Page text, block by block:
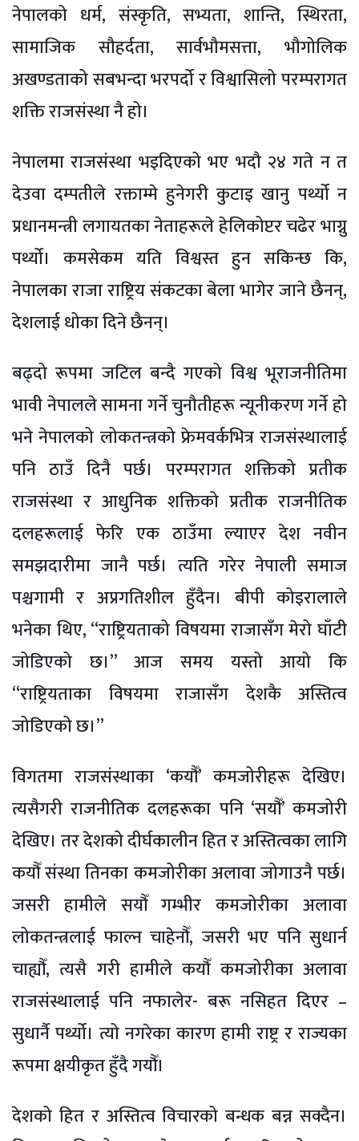
नेपालको धर्म, संस्कृति, सभ्यता, शान्ति, स्थिरता,
सामाजिक सौहर्दता, सार्वभौमसत्ता, भौगोलिक
अखण्डताको सबभन्दा भरपर्दो र विश्वासिलो परम्परागत
शक्ति राजसंस्था नै हो।
नेपालमा राजसंस्था भइदिएको भए भदौ २४ गते न त
देउवा दम्पतीले रक्ताम्मे हुनेगरकुटाइ खानु पर्थ्यो न
प्रधानमन्त्री लगायतका नेताहरूले हेलिकोप्टर चढेर भाग्नु
पर्थ्यो। कमसेकम यति विश्वस्त हुन सकिन्छ कि,
नेपालका राजा राष्ट्रिय संकटका बेला भागेर जाने छैनन्,
देशलाई धोका दिने छैनन्।
बढ्दो रूपमा जटिल बन्दै गएको विश्व भूराजनीतिमा
भावी नेपालले सामना गर्ने चुनौतीहरू न्यूनीकरण गर्ने हो
भने नेपालको लोकतन्त्रको फ्रेमवर्कभित्र राजसंस्थालाई
पनि ठाउँ दिनै पर्छ। परम्परागत शक्तिको प्रतीक
राजसंस्था र आधुनिक शक्तिको प्रतीक राजनीतिक
दलहरूलाई फेरि एक ठाउँमा ल्याएर देश नवीन
समझदारीमा जानै पर्छ। त्यति गरेर नेपाली समाज
पश्चगामी र अप्रगतिशील हुँदैन। बीपी कोइरालाले
भनेका थिए, “राष्ट्रियताको विषयमा राजासँग मेरो घाँटी
जोडिएको छ।” आज समय यस्तो आयो कि
“राष्ट्रियताका विषयमा राजासँग देशकै अस्तित्व
जोडिएको छ।”
विगतमा राजसंस्थाका ‘कयौँ’ कमजोरीहरू देखिए।
त्यसैगरी राजनीतिक दलहरूका पनि ‘सयौँ’ कमजोरी
देखिए। तर देशको दीर्घकालीन हित र अस्तित्वका लागि
कयौँ संस्था तिनका कमजोरीका अलावा जोगाउनै पर्छ।
जसरी हामीले सयौँ गम्भीर कमजोरीका अलावा
लोकतन्त्रलाई फाल्न चाहेनौँ, जसरी भए पनि सुधार्न
चाह्यौँ, त्यसै गरी हामीले कयौँ कमजोरीका अलावा
राजसंस्थालाई पनि नफालेर- बरू नसिहत दिएर –
सुधार्नै पर्थ्यो। त्यो नगरेका कारण हामी राष्ट्र र राज्यका
रूपमा क्षयीकृत हुँदै गयौँ।
देशको हित र अस्तित्व विचारको बन्धक बन्न सक्दैन।